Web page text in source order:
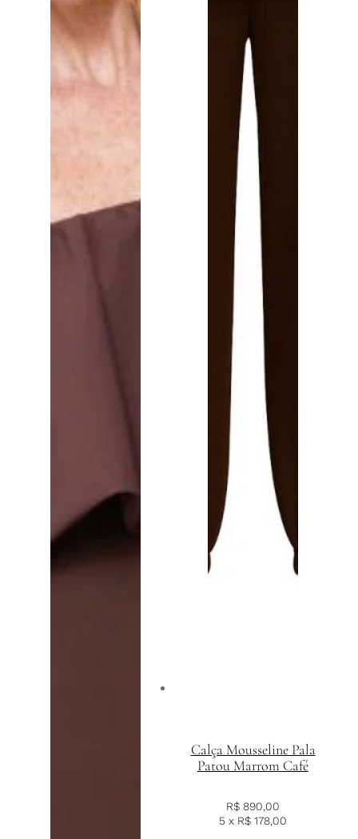
Calça Mousseline Pala
Patou Marrom Café
R$ 890,00
5 x R$ 178,00